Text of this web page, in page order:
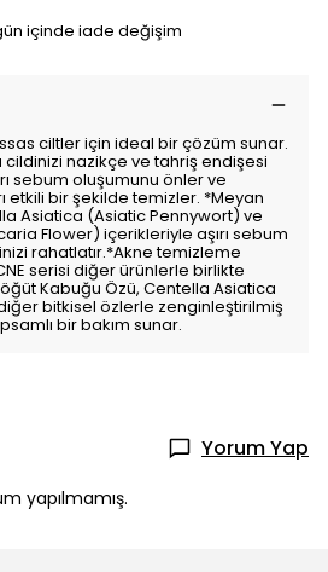
içinde iade değişim
ciltler için ideal bir çözüm sunar.
cildinizi nazikçe ve tahriş endişesi
sebum oluşumunu önler ve
etkili bir şekilde temizler. *Meyan
Asiatica (Asiatic Pennywort) ve
Flower) içerikleriyle aşırı sebum
rahatlatır.*Akne temizleme
serisi diğer ürünlerle birlikte
Kabuğu Özü, Centella Asiatica
bitkisel özlerle zenginleştirilmiş
bir bakım sunar.
Yorum Yap
yapılmamış.